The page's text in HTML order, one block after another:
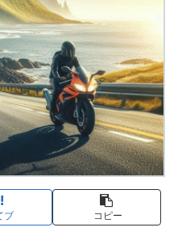
ブ コピー